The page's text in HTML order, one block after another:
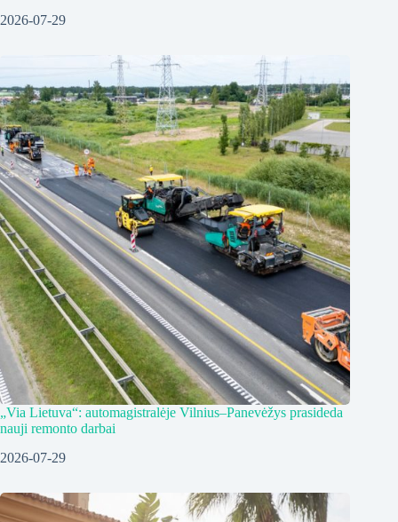
2026-07-29
„Via Lietuva“: automagistralėje Vilnius–Panevėžys prasideda
nauji remonto darbai
2026-07-29